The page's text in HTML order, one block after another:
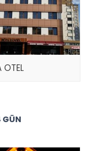
OTEL
GÜN